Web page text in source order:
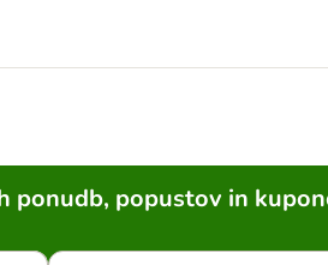
ponudb, popustov in